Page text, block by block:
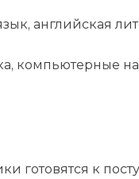
английская
компьютерные
готовятся к